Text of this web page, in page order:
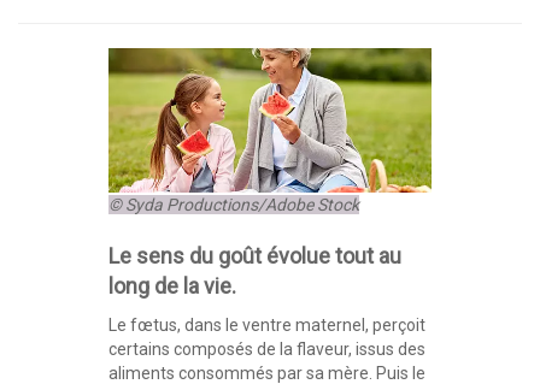
© Syda Productions/Adobe Stock
Le sens du goût évolue tout au
long de la vie.
Le fœtus, dans le ventre maternel, perçoit
certains composés de la flaveur, issus des
aliments consommés par sa mère. Puis le